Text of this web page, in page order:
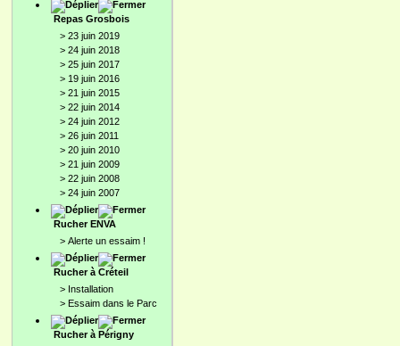
Repas Grosbois
> 23 juin 2019
> 24 juin 2018
> 25 juin 2017
> 19 juin 2016
> 21 juin 2015
> 22 juin 2014
> 24 juin 2012
> 26 juin 2011
> 20 juin 2010
> 21 juin 2009
> 22 juin 2008
> 24 juin 2007
Rucher ENVA
> Alerte un essaim !
Rucher à Créteil
> Installation
> Essaim dans le Parc
Rucher à Périgny